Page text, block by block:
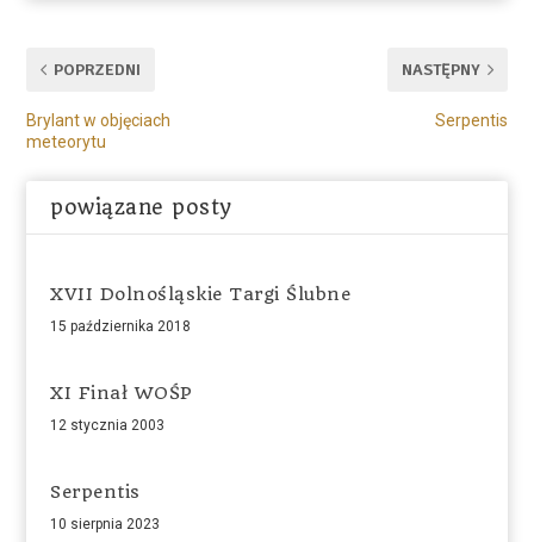
POPRZEDNI
Brylant w objęciach
meteorytu
NASTĘPNY
Serpentis
powiązane posty
XVII Dolnośląskie Targi Ślubne
15 października 2018
XI Finał WOŚP
12 stycznia 2003
Serpentis
10 sierpnia 2023